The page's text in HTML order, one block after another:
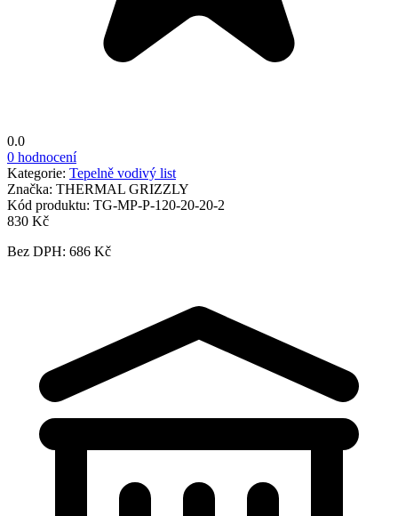
0.0
0 hodnocení
Kategorie: Tepelně vodivý list
Značka: THERMAL GRIZZLY
Kód produktu: TG-MP-P-120-20-20-2
830 Kč
Bez DPH: 686 Kč